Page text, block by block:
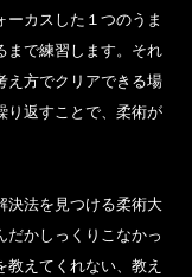
ーカスした１つのうま
まで練習します。それ
え方でクリアできる場
り返すことで、柔術が
決法を見つける柔術大
だかしっくりこなかっ
えてくれない、教え